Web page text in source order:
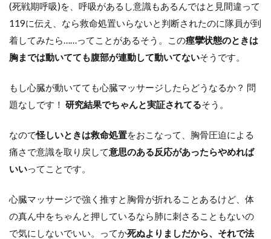
(死戦期呼吸)を、呼吸があるし意識もあるんではと見間違って
119に伝え、なら救命処置いらないと判断されたのに隊員が到
着してみたら……ってことがあるそう。この痙攣状態のときは
胸までは動いてても腹部が連動して動いてないそうです。
もし心臓が動いてても心臓マッサージしたらどうなるか？ 問
題なしです！ 研究結果でちゃんと実証されてるそう。
なので怪しいときは救命処置をおこなって、胸骨圧迫による
痛さで意識を取り戻して意思のある反応があったらやめれば
いいってことです。
心臓マッサージで強く推すと胸骨が折れることあるけど、体
の真ん中をちゃんと押しているなら肺に刺さることもないの
で気にしないでいい。ってか死ぬよりましだから、それで法